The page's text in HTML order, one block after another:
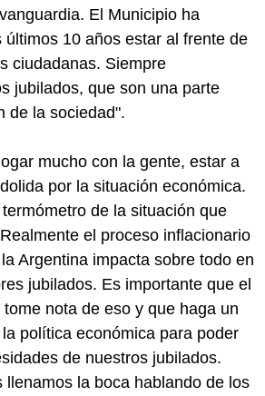
El Municipio ha
últimos 10 años estar al frente de
ciudadanas. Siempre
jubilados, que son una parte
de la sociedad".
mucho con la gente, estar a
por la situación económica.
de la situación que
el proceso inflacionario
Argentina impacta sobre todo en
jubilados. Es importante que el
nota de eso y que haga un
política económica para poder
de nuestros jubilados.
llenamos la boca hablando de los